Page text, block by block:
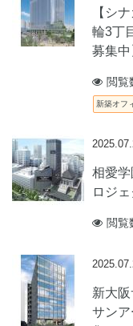
【シ
輪3丁
募集中
閲
新築オフ
相愛
ロジ
閲
新大
サン